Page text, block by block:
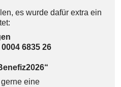
es wurde dafür extra ein
6835 26
eine